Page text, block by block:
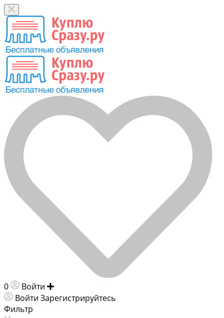
0 Войти
Войти Зарегистрируйтесь
Фильтр